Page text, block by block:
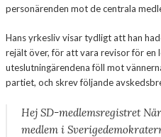
personärenden mot de centrala
Hans yrkesliv visar tydligt att han
rejält över, för att vara revisor för en
uteslutningärendena föll mot
partiet, och skrev följande
Hej SD-medlemsregistret
medlem i